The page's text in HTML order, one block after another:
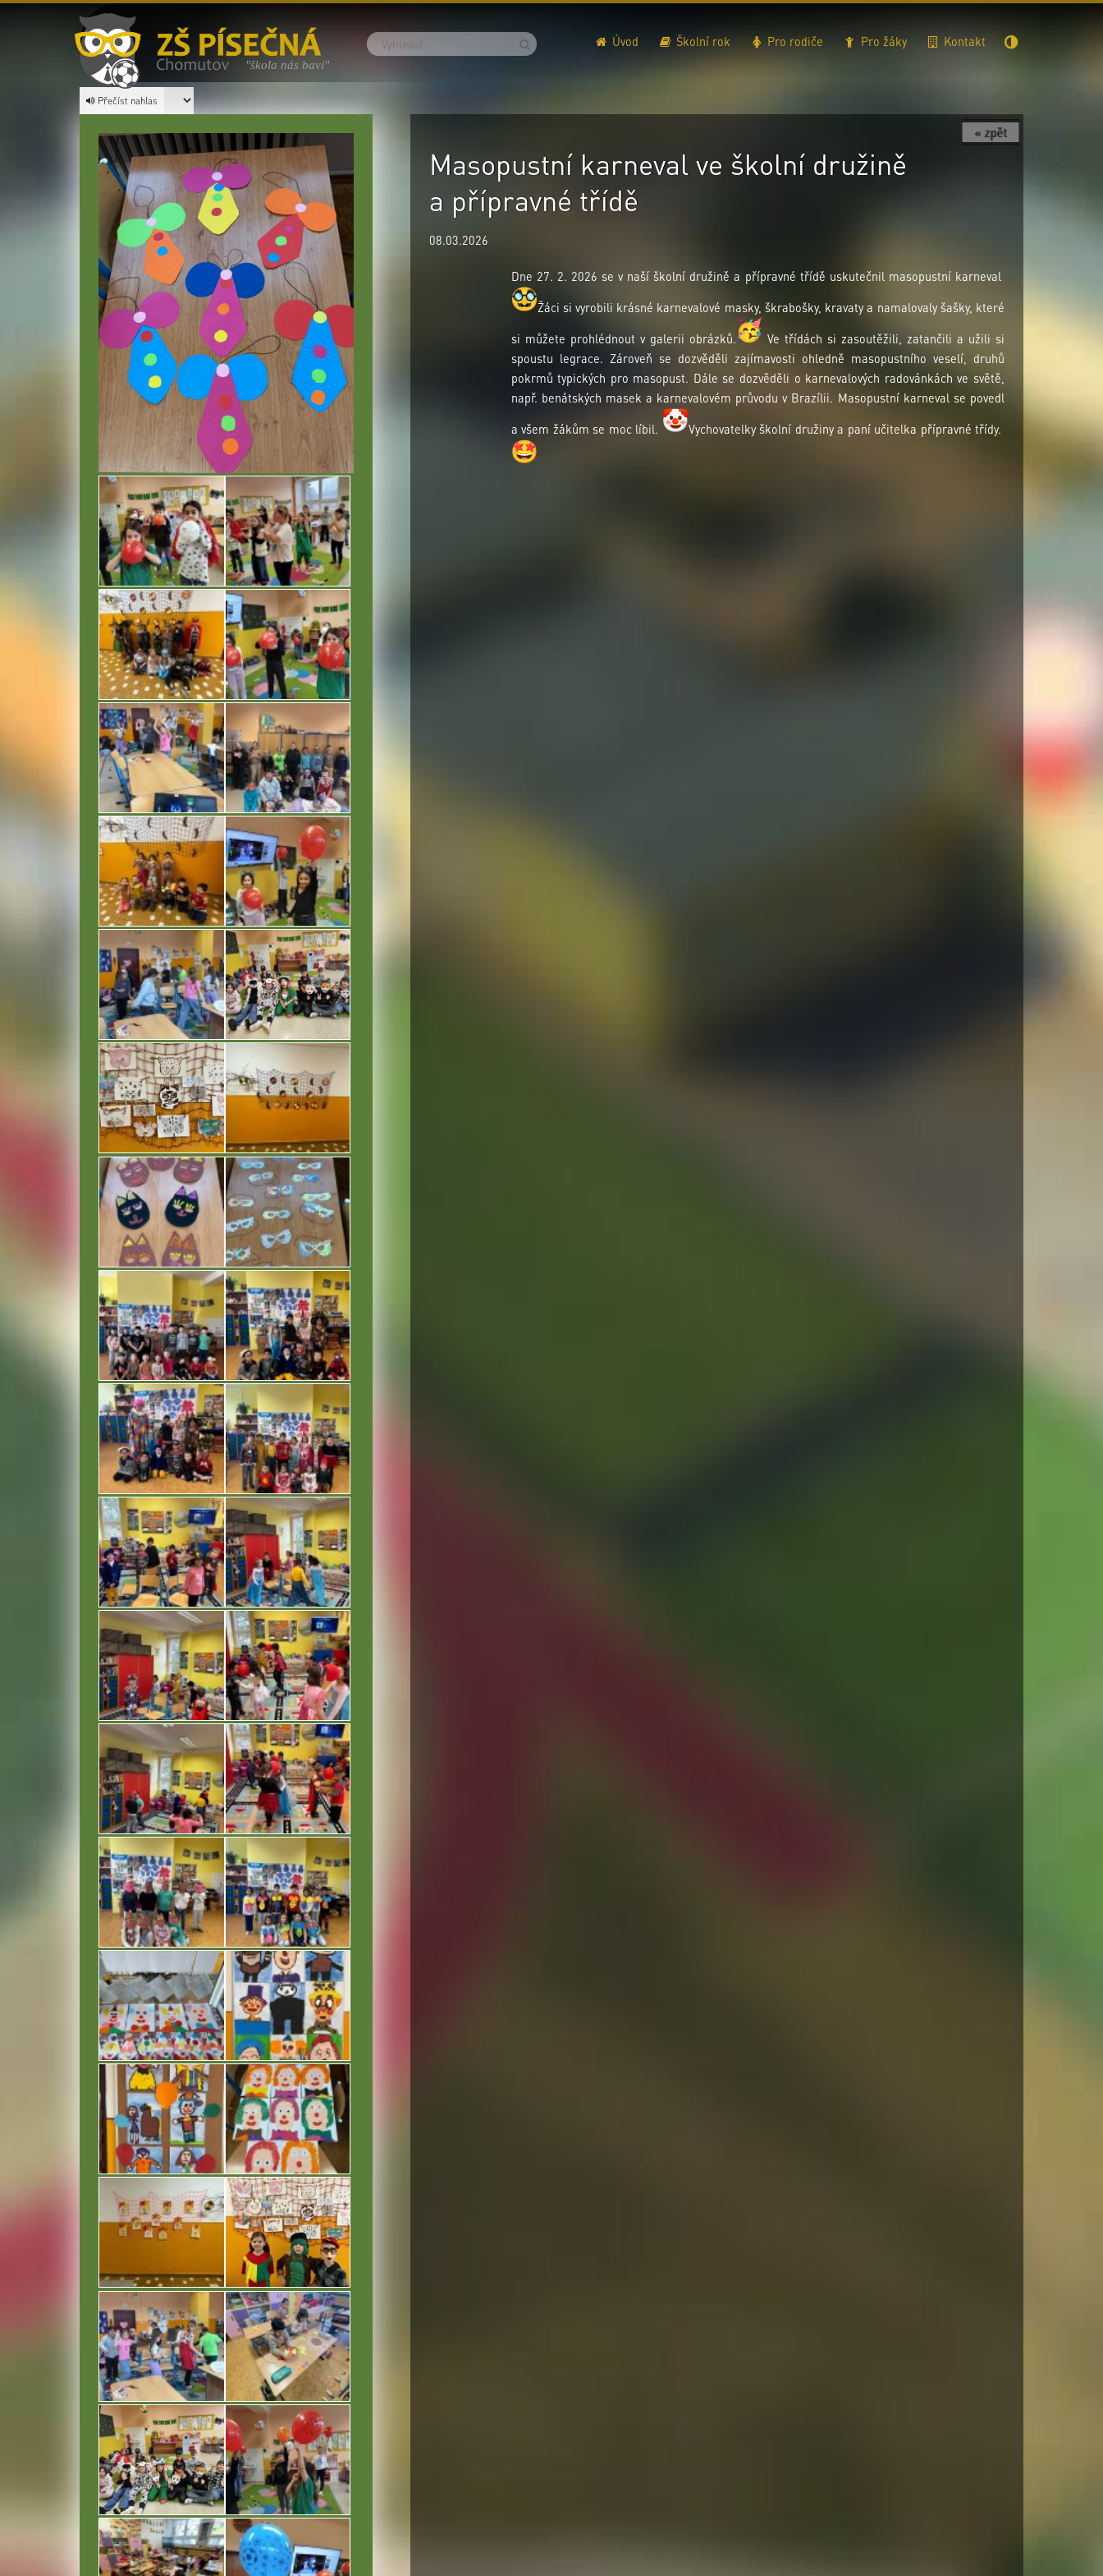
Úvod Školní rok Pro rodiče Pro žáky Kontakt
"škola nás baví"
Přečíst nahlas
« zpět
Masopustní karneval ve školní družině
a přípravné třídě
08.03.2026
Dne 27. 2. 2026 se v naší školní družině a přípravné třídě uskutečnil masopustní karneval
Žáci si vyrobili krásné karnevalové masky, škrabošky, kravaty a namalovaly šašky, které
si můžete prohlédnout v galerii obrázků.
Ve třídách si zasoutěžili, zatančili a užili si
spoustu legrace. Zároveň se dozvěděli zajímavosti ohledně masopustního veselí, druhů
pokrmů typických pro masopust. Dále se dozvěděli o karnevalových radovánkách ve světě,
např. benátských masek a karnevalovém průvodu v Brazílii. Masopustní karneval se povedl
a všem žákům se moc líbil. Vychovatelky školní družiny a paní učitelka přípravné třídy.